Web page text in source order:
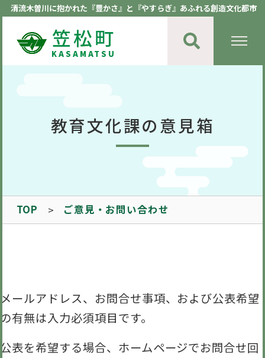
清流木曽川に抱かれた『豊かさ』と『やすらぎ』あふれる創造文化都市
笠松町
KASAMATSU
教育文化課の意見箱
TOP ご意見・お問い合わせ
メールアドレス、お問合せ事項、および公表希望
の有無は入力必須項目です。
公表を希望する場合、ホームページでお問合せ回